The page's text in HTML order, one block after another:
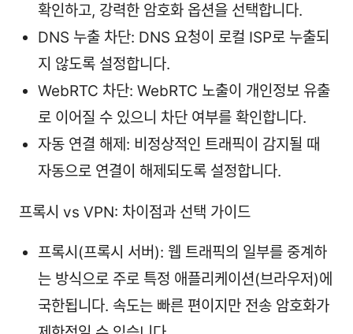
확인하고, 강력한 암호화 옵션을 선택합니다.
DNS 누출 차단: DNS 요청이 로컬 ISP로 누출되
지 않도록 설정합니다.
WebRTC 차단: WebRTC 노출이 개인정보 유출
로 이어질 수 있으니 차단 여부를 확인합니다.
자동 연결 해제: 비정상적인 트래픽이 감지될 때
자동으로 연결이 해제되도록 설정합니다.
프록시 vs VPN: 차이점과 선택 가이드
프록시(프록시 서버): 웹 트래픽의 일부를 중계하
는 방식으로 주로 특정 애플리케이션(브라우저)에
국한됩니다. 속도는 빠른 편이지만 전송 암호화가